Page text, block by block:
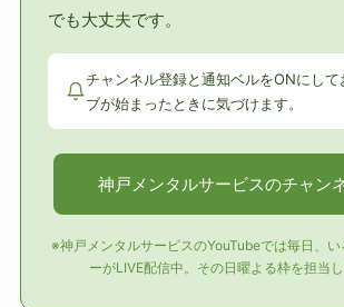
でも大丈夫です。
チャンネル登録と通知ベルをONにして
ブが始まったときに気づけます。
神戸メンタルサービスのチャン
※神戸メンタルサービスのYouTubeでは毎日、い
ーがLIVE配信中。その日曜よる枠を担当し